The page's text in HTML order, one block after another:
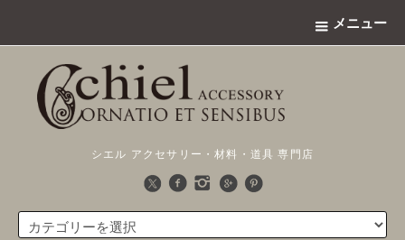
メニュー
シエル アクセサリー・材料・道具 専門店